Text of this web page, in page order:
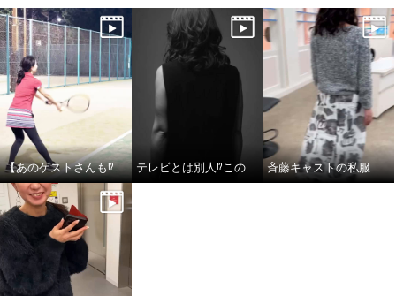
【あのゲストさんも⁉︎】斉藤キャストのテニス姿 テレビとは別人⁉︎この変化、見逃せない！ 斉藤キャストの私服チェック